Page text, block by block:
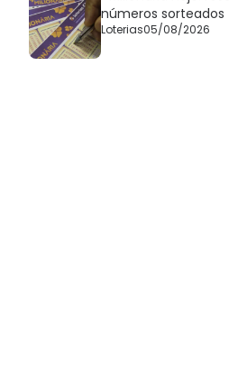
números sorteados
Loterias05/08/2026